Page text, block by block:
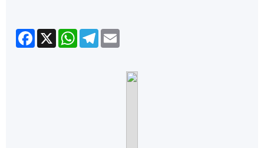
Facebook
X WhatsApp
Telegram